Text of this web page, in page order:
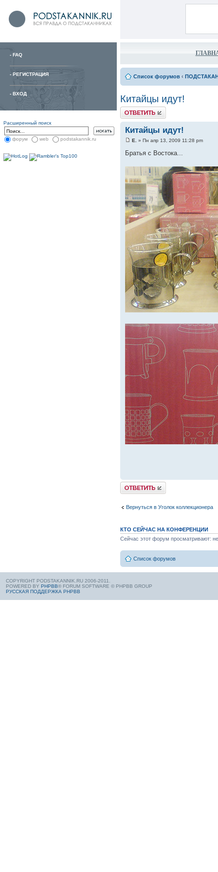
- FAQ
- РЕГИСТРАЦИЯ
- ВХОД
Расширенный поиск
форум web podstakannik.ru
Список форумов ‹
Китайцы идут!
Китайцы идут!
Е. » Пн апр 13, 2009 11:28 pm
Братья с Востока...
Вернуться в Уголок коллекционера
КТО СЕЙЧАС НА КОНФЕРЕНЦИИ
Сейчас этот форум просматривают:
Список форумов
COPYRIGHT PODSTAKANNIK.RU 2006-2011.
POWERED BY PHPBB® FORUM SOFTWARE © PHPBB GROUP
РУССКАЯ ПОДДЕРЖКА PHPBB